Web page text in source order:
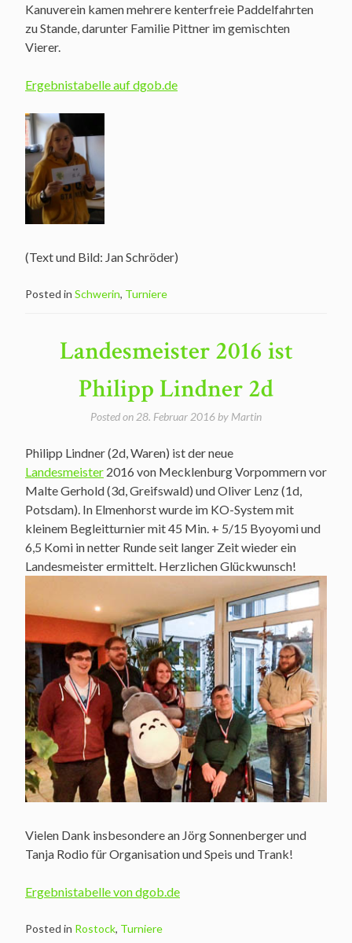
Kanuverein kamen mehrere kenterfreie Paddelfahrten
zu Stande, darunter Familie Pittner im gemischten
Vierer.
Ergebnistabelle auf dgob.de
(Text und Bild: Jan Schröder)
Posted in Schwerin, Turniere
Landesmeister 2016 ist
Philipp Lindner 2d
Posted on 28. Februar 2016 by Martin
Philipp Lindner (2d, Waren) ist der neue
Landesmeister 2016 von Mecklenburg Vorpommern vor
Malte Gerhold (3d, Greifswald) und Oliver Lenz (1d,
Potsdam). In Elmenhorst wurde im KO-System mit
kleinem Begleitturnier mit 45 Min. + 5/15 Byoyomi und
6,5 Komi in netter Runde seit langer Zeit wieder ein
Landesmeister ermittelt. Herzlichen Glückwunsch!
Vielen Dank insbesondere an Jörg Sonnenberger und
Tanja Rodio für Organisation und Speis und Trank!
Ergebnistabelle von dgob.de
Posted in Rostock, Turniere